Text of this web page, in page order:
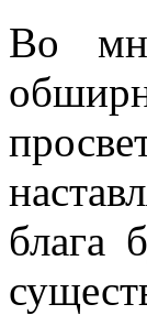
Во
блага